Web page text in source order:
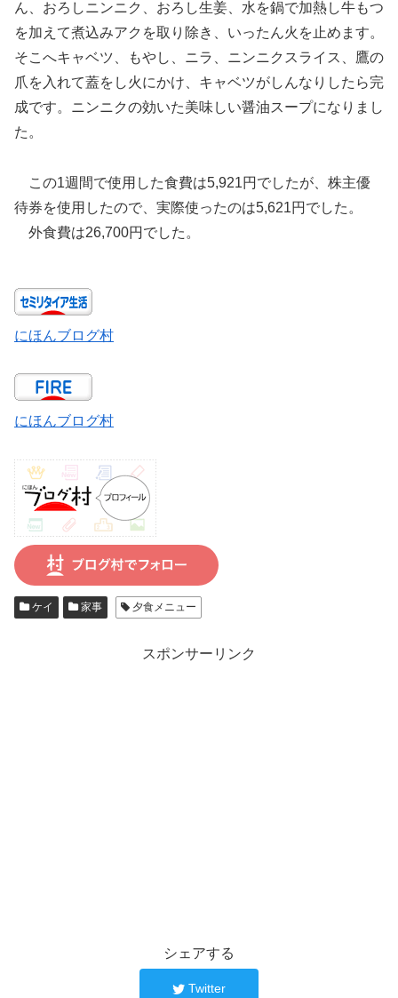
ん、おろしニンニク、おろし生姜、水を鍋で加熱し牛もつ
を加えて煮込みアクを取り除き、いったん火を止めます。
そこへキャベツ、もやし、ニラ、ニンニクスライス、鷹の
爪を入れて蓋をし火にかけ、キャベツがしんなりしたら完
成です。ニンニクの効いた美味しい醤油スープになりまし
た。
この1週間で使用した食費は5,921円でしたが、株主優
待券を使用したので、実際使ったのは5,621円でした。
外食費は26,700円でした。
にほんブログ村
にほんブログ村
ケイ 家事 夕食メニュー
スポンサーリンク
シェアする
Twitter